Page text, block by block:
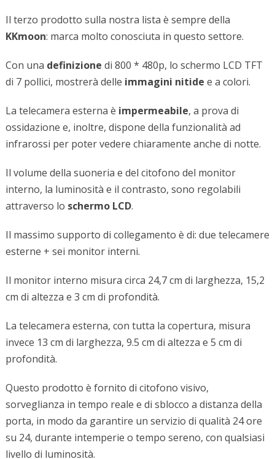
Il terzo prodotto sulla nostra lista è sempre della
KKmoon: marca molto conosciuta in questo settore.
Con una definizione di 800 * 480p, lo schermo LCD TFT
di 7 pollici, mostrerà delle immagini nitide e a colori.
La telecamera esterna è impermeabile, a prova di
ossidazione e, inoltre, dispone della funzionalità ad
infrarossi per poter vedere chiaramente anche di notte.
Il volume della suoneria e del citofono del monitor
interno, la luminosità e il contrasto, sono regolabili
attraverso lo schermo LCD.
Il massimo supporto di collegamento è di: due telecamere
esterne + sei monitor interni.
Il monitor interno misura circa 24,7 cm di larghezza, 15,2
cm di altezza e 3 cm di profondità.
La telecamera esterna, con tutta la copertura, misura
invece 13 cm di larghezza, 9.5 cm di altezza e 5 cm di
profondità.
Questo prodotto è fornito di citofono visivo,
sorveglianza in tempo reale e di sblocco a distanza della
porta, in modo da garantire un servizio di qualità 24 ore
su 24, durante intemperie o tempo sereno, con qualsiasi
livello di luminosità.